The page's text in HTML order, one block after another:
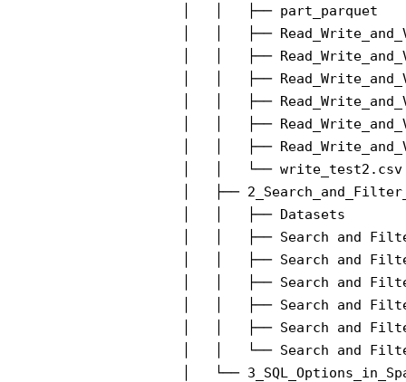
│   │   ├── part_parquet
│   │   ├──
│   │   ├──
│   │   ├──
│   │   ├──
│   │   ├──
│   │   ├──
│   │   └── write_test2.csv
│   ├──
│   │   ├── Datasets
│   │   ├── Search and
│   │   ├── Search and
│   │   ├── Search and
│   │   ├── Search and
│   │   ├── Search and
│   │   └── Search and
│   └──